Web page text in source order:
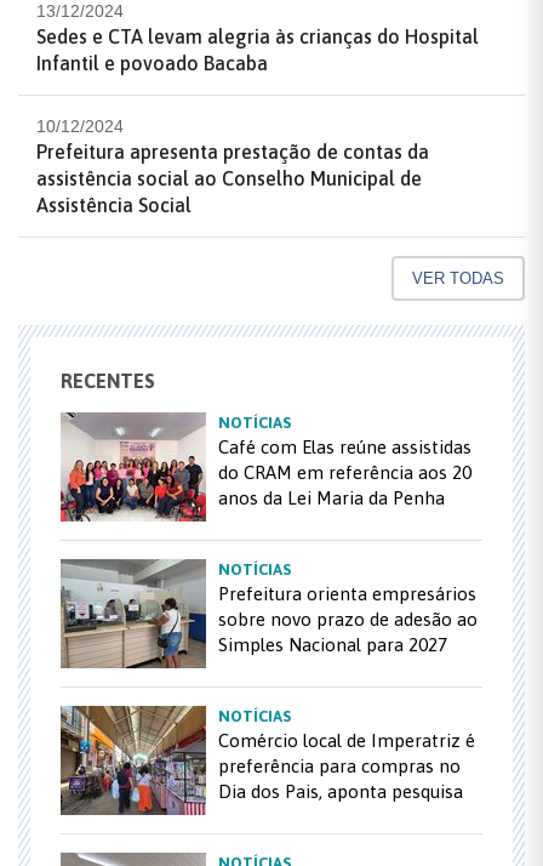
13/12/2024
Sedes e CTA levam alegria às crianças do Hospital
Infantil e povoado Bacaba
10/12/2024
Prefeitura apresenta prestação de contas da
assistência social ao Conselho Municipal de
Assistência Social
VER TODAS
RECENTES
NOTÍCIAS
Café com Elas reúne assistidas
do CRAM em referência aos 20
anos da Lei Maria da Penha
NOTÍCIAS
Prefeitura orienta empresários
sobre novo prazo de adesão ao
Simples Nacional para 2027
NOTÍCIAS
Comércio local de Imperatriz é
preferência para compras no
Dia dos Pais, aponta pesquisa